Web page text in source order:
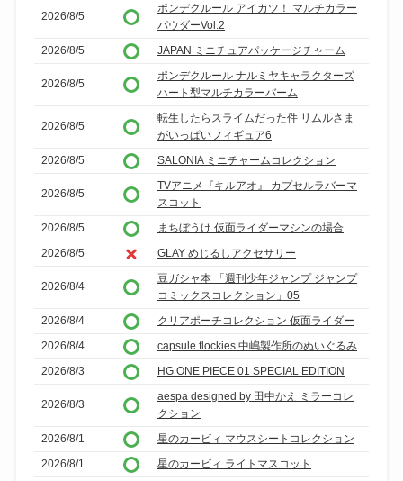
2026/8/5
ポンデクルール アイカツ！ マルチカラー
パウダーVol.2
2026/8/5
JAPAN ミニチュアパッケージチャーム
2026/8/5
ポンデクルール ナルミヤキャラクターズ
ハート型マルチカラーバーム
2026/8/5
転生したらスライムだった件 リムルさま
がいっぱいフィギュア6
2026/8/5
SALONIA ミニチャームコレクション
2026/8/5
TVアニメ『キルアオ』 カプセルラバーマ
スコット
2026/8/5
まちぼうけ 仮面ライダーマシンの場合
2026/8/5
GLAY めじるしアクセサリー
2026/8/4
豆ガシャ本 「週刊少年ジャンプ ジャンプ
コミックスコレクション」05
2026/8/4
クリアポーチコレクション 仮面ライダー
2026/8/4
capsule flockies 中嶋製作所のぬいぐるみ
2026/8/3
HG ONE PIECE 01 SPECIAL EDITION
2026/8/3
aespa designed by 田中かえ ミラーコレ
クション
2026/8/1
星のカービィ マウスシートコレクション
2026/8/1
星のカービィ ライトマスコット